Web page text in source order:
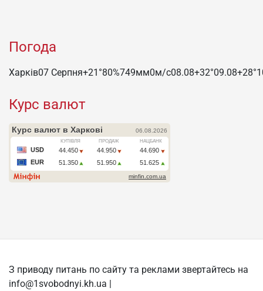
Погода
Харків07 Серпня+21°80%749мм0м/c08.08+32°09.08+28°
Курс валют
З приводу питань по сайту та реклами звертайтесь на
info@1svobodnyi.kh.ua |